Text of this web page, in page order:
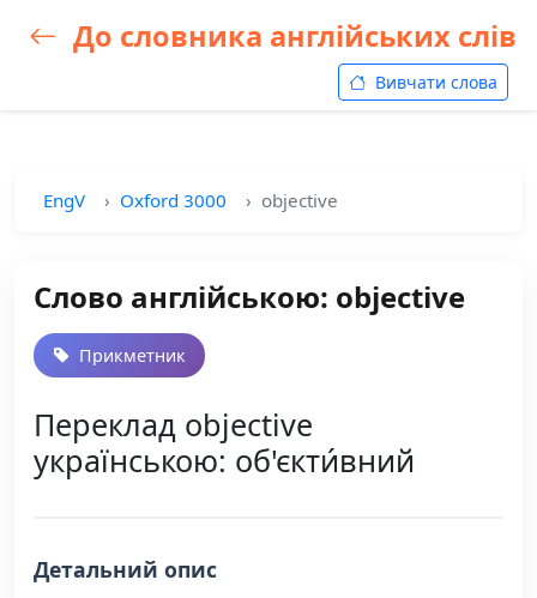
До словника англійських слів
Вивчати слова
EngV Oxford 3000 objective
Слово англійською: objective
Прикметник
Переклад objective
українською: об'єкти́вний
Детальний опис